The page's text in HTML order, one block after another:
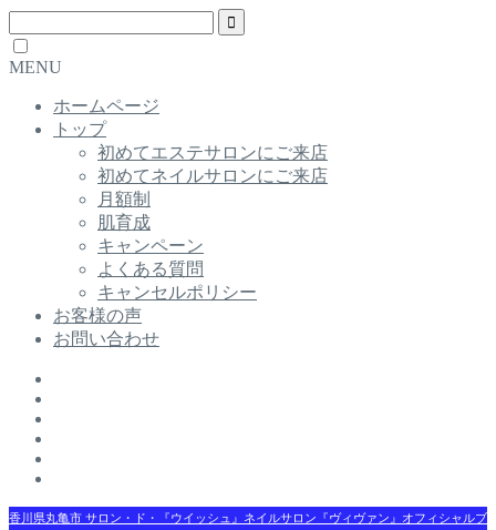
MENU
ホームページ
トップ
初めてエステサロンにご来店
初めてネイルサロンにご来店
月額制
肌育成
キャンペーン
よくある質問
キャンセルポリシー
お客様の声
お問い合わせ
香川県丸亀市 サロン・ド・『ウイッシュ』ネイルサロン『ヴィヴァン』オフィシャルブ